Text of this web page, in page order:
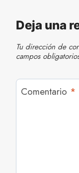
Deja una
Tu dirección de
campos
Comentario *